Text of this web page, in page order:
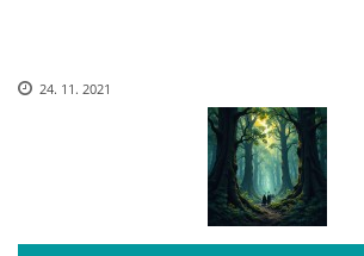
EGYRON: SIEDMY DEŇ - 3. DIEL
24. 11. 2021